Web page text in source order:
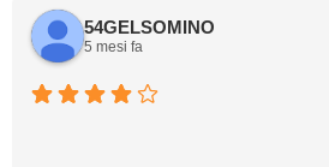
possiamo fare per te, non esitare a
54GELSOMINO
5 mesi fa